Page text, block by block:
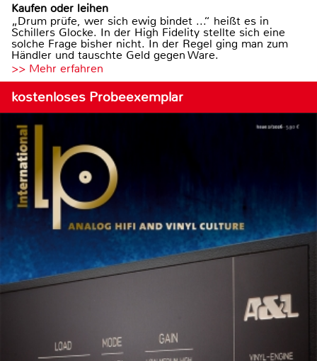
Kaufen oder leihen
„Drum prüfe, wer sich ewig bindet ...“ heißt es in
Schillers Glocke. In der High Fidelity stellte sich eine
solche Frage bisher nicht. In der Regel ging man zum
Händler und tauschte Geld gegen Ware.
>> Mehr erfahren
kostenloses Probeexemplar